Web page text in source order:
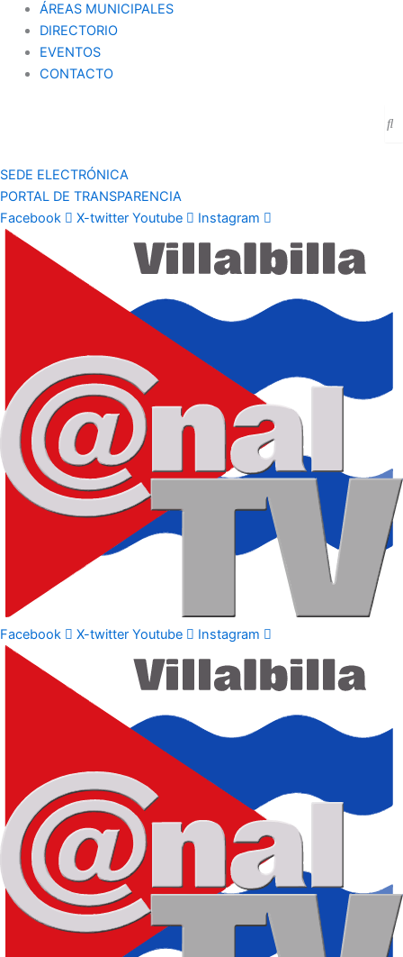
ÁREAS MUNICIPALES
DIRECTORIO
EVENTOS
CONTACTO
SEDE ELECTRÓNICA
PORTAL DE TRANSPARENCIA
Facebook
X-twitter Youtube Instagram
Facebook X-twitter Youtube Instagram